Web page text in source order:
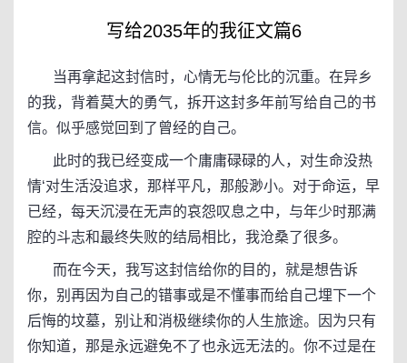
写给2035年的我征文篇6
当再拿起这封信时，心情无与伦比的沉重。在异乡
的我，背着莫大的勇气，拆开这封多年前写给自己的书
信。似乎感觉回到了曾经的自己。
此时的我已经变成一个庸庸碌碌的人，对生命没热
情‘对生活没追求，那样平凡，那般渺小。对于命运，早
已经，每天沉浸在无声的哀怨叹息之中，与年少时那满
腔的斗志和最终失败的结局相比，我沧桑了很多。
而在今天，我写这封信给你的目的，就是想告诉
你，别再因为自己的错事或是不懂事而给自己埋下一个
后悔的坟墓，别让和消极继续你的人生旅途。因为只有
你知道，那是永远避免不了也永远无法的。你不过是在